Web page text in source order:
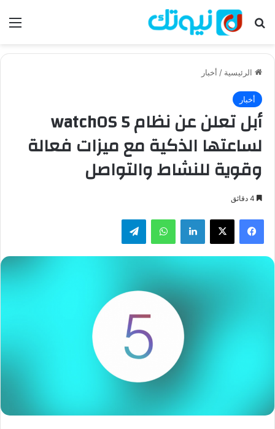
بحث عن
الرئيسية / أخبار
أخبار
أبل تعلن عن نظام watchOS 5
لساعتها الذكية مع ميزات فعالة
وقوية للنشاط والتواصل
فيسبوك لينكدإن واتساب